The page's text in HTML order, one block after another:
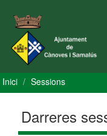
Inici Sessions
Darreres